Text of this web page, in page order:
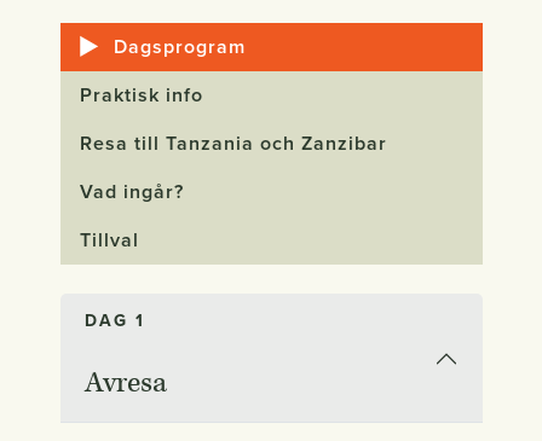
Dagsprogram
Praktisk info
Resa till Tanzania och Zanzibar
Vad ingår?
Tillval
DAG 1
Avresa